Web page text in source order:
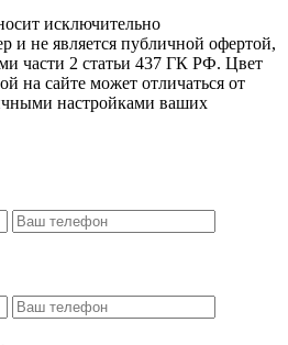
исключительно
и не является публичной офертой,
части 2 статьи 437 ГК РФ. Цвет
на сайте может отличаться от
настройками ваших